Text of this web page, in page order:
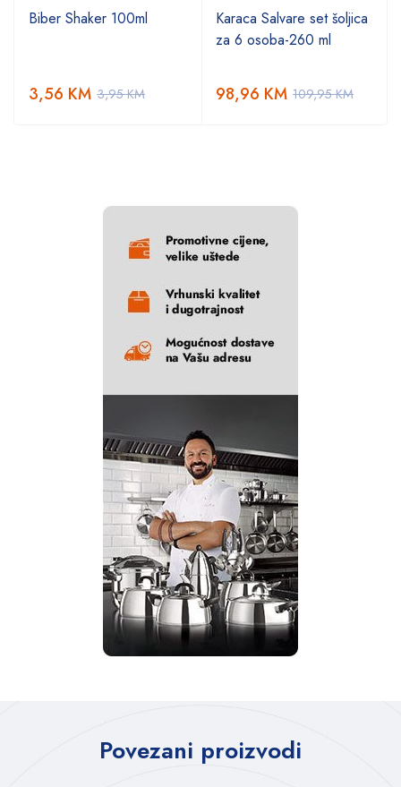
Biber Shaker 100ml
3,95KM
3,56 KM
Karaca Salvare set šoljica
za 6 osoba-260 ml
109,95KM
98,96 KM
Povezani proizvodi